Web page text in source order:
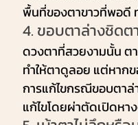
พื้นที่ของตาขาวที่พอดี
4. ขอบตาล่างชิดต
ดวงตาที่สวยงามนั้น ต
ทำให้ตาดูลอย แต่หาก
การแก้ไขกรณีขอบตาล่
แก้ไขโดยผ่าตัดเปิดหา